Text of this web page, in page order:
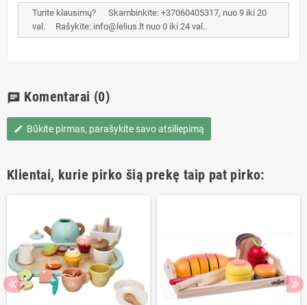
Turite klausimų? Skambinkite: +37060405317, nuo 9 iki 20
val. Rašykite: info@lelius.lt nuo 0 iki 24 val..
chat Komentarai (0)
edit Būkite pirmas, parašykite savo atsiliepimą
Klientai, kurie pirko šią prekę taip pat pirko: